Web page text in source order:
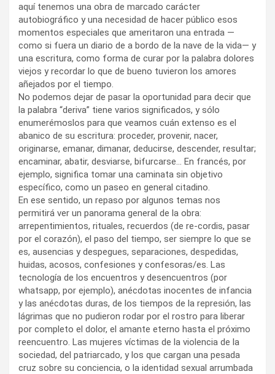
aquí tenemos una obra de marcado carácter
autobiográfico y una necesidad de hacer público esos
momentos especiales que ameritaron una entrada —
como si fuera un diario de a bordo de la nave de la vida— y
una escritura, como forma de curar por la palabra dolores
viejos y recordar lo que de bueno tuvieron los amores
añejados por el tiempo.
No podemos dejar de pasar la oportunidad para decir que
la palabra “deriva” tiene varios significados, y sólo
enumerémoslos para que veamos cuán extenso es el
abanico de su escritura: proceder, provenir, nacer,
originarse, emanar, dimanar, deducirse, descender, resultar;
encaminar, abatir, desviarse, bifurcarse… En francés, por
ejemplo, significa tomar una caminata sin objetivo
específico, como un paseo en general citadino.
En ese sentido, un repaso por algunos temas nos
permitirá ver un panorama general de la obra:
arrepentimientos, rituales, recuerdos (de re-cordis, pasar
por el corazón), el paso del tiempo, ser siempre lo que se
es, ausencias y despegues, separaciones, despedidas,
huidas, acosos, confesiones y confesoras/es. Las
tecnología de los encuentros y desencuentros (por
whatsapp, por ejemplo), anécdotas inocentes de infancia
y las anécdotas duras, de los tiempos de la represión, las
lágrimas que no pudieron rodar por el rostro para liberar
por completo el dolor, el amante eterno hasta el próximo
reencuentro. Las mujeres víctimas de la violencia de la
sociedad, del patriarcado, y los que cargan una pesada
cruz sobre su conciencia, o la identidad sexual arrumbada